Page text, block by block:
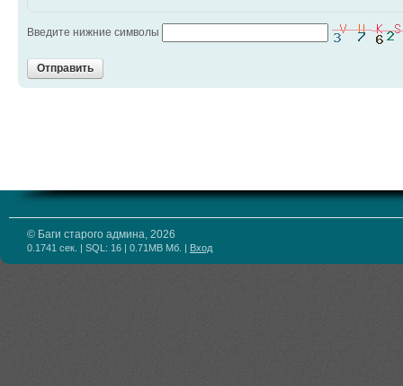
Введите нижние символы
Отправить
© Баги старого админа, 2026
0.1741 сек. | SQL: 16 | 0.71MB Мб. | Вход